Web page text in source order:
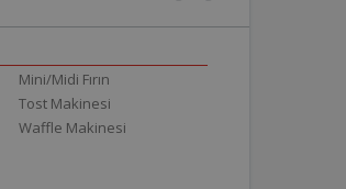
Mini/Midi Fırın
Tost Makinesi
Waffle Makinesi